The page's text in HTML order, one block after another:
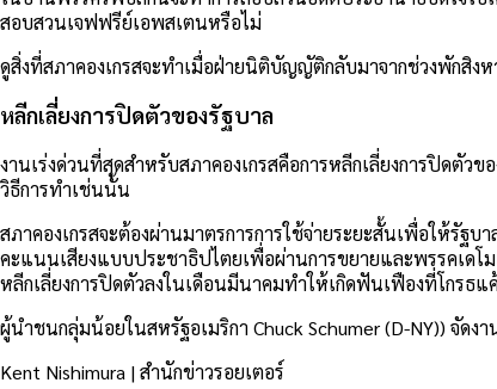
สอบสวนเจฟฟรีย์เอพสเตนหรือไม่
ดูสิ่งที่สภาคองเกรสจะทำเมื่อฝ่ายนิติบัญญัติกลับมาจากช่วงพักสิงห
หลีกเลี่ยงการปิดตัวของรัฐบาล
งานเร่งด่วนที่สุดสำหรับสภาคองเกรสคือการหลีกเลี่ยงการปิดตั
วิธีการทำเช่นนั้น
สภาคองเกรสจะต้องผ่านมาตรการการใช้จ่ายระยะสั้นเพื่อให้รั
คะแนนเสียงแบบประชาธิปไตยเพื่อผ่านการขยายและพรรคเด
หลีกเลี่ยงการปิดตัวลงในเดือนมีนาคมทำให้เกิดฟันเฟืองที่โกรธแ
ผู้นำชนกลุ่มน้อยในสหรัฐอเมริกา Chuck Schumer (D-NY)) จัด
Kent Nishimura | สำนักข่าวรอยเตอร์